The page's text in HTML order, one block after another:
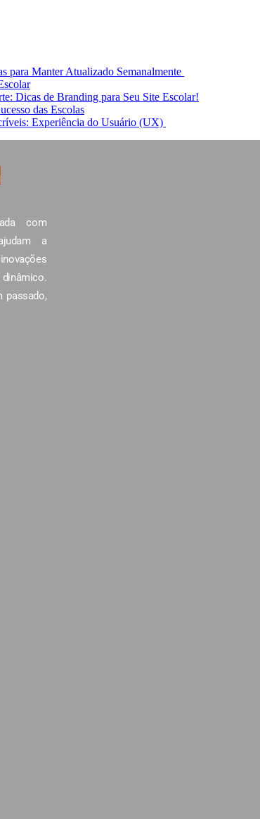
para Manter Atualizado Semanalmente
Dicas de Branding para Seu Site Escolar!
das Escolas
Experiência do Usuário (UX)
com
a
passado,